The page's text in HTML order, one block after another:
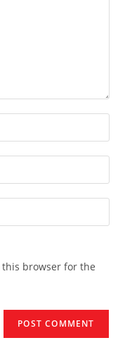
this browser for the